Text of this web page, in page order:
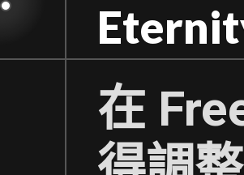
Skip
content
在